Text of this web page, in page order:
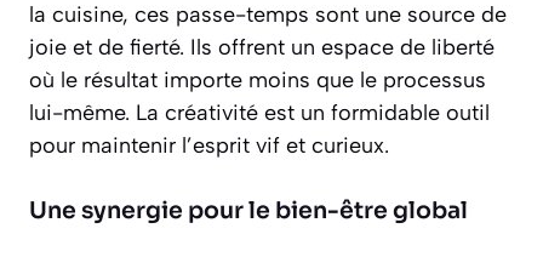
la cuisine, ces passe-temps sont une source de
joie et de fierté. Ils offrent un espace de liberté
où le résultat importe moins que le processus
lui-même. La créativité est un formidable outil
pour maintenir l’esprit vif et curieux.
Une synergie pour le bien-être global